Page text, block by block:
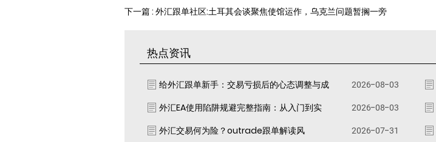
下一篇 : 外汇跟单社区:土耳其会谈聚焦使馆运作，乌克兰问题暂搁一旁
热点资讯
给外汇跟单新手：交易亏损后的心态调整与成 2026-08-03
外汇EA使用陷阱规避完整指南：从入门到实
2026-08-03
外汇交易何为险？outrade跟单解读风
2026-07-31